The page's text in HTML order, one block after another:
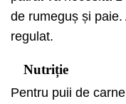
de rumeguș și
regulat.
Nutriție
Pentru puii de